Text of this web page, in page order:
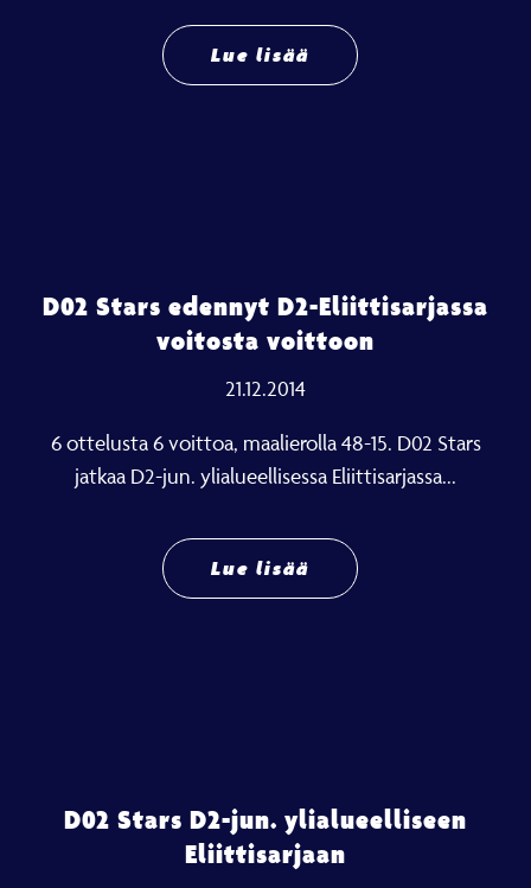
Lue lisää
D02 Stars edennyt D2-Eliittisarjassa
voitosta voittoon
21.12.2014
6 ottelusta 6 voittoa, maalierolla 48-15. D02 Stars
jatkaa D2-jun. ylialueellisessa Eliittisarjassa...
Lue lisää
D02 Stars D2-jun. ylialueelliseen
Eliittisarjaan